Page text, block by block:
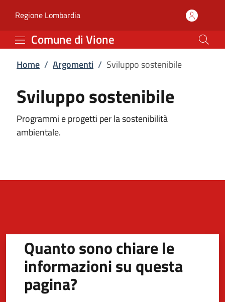
Sviluppo sostenibile |
Regione Lombardia(apre in un'altra scheda).
Comune di Vione
Home / Argomenti / Sviluppo sostenibile
Sviluppo sostenibile
Programmi e progetti per la sostenibilità
ambientale.
Quanto sono chiare le
informazioni su questa
pagina?